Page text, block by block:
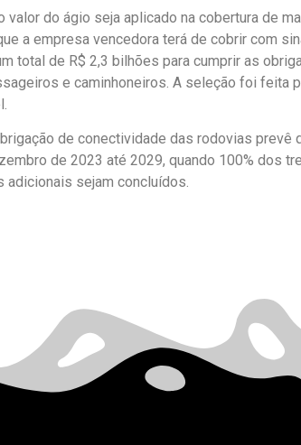
do ágio seja aplicado na cobertura de
a empresa vencedora terá de cobrir com
total de R$ 2,3 bilhões para cumprir as
e caminhoneiros. A seleção foi feita
de conectividade das rodovias prevê
de 2023 até 2029, quando 100% dos
sejam concluídos.